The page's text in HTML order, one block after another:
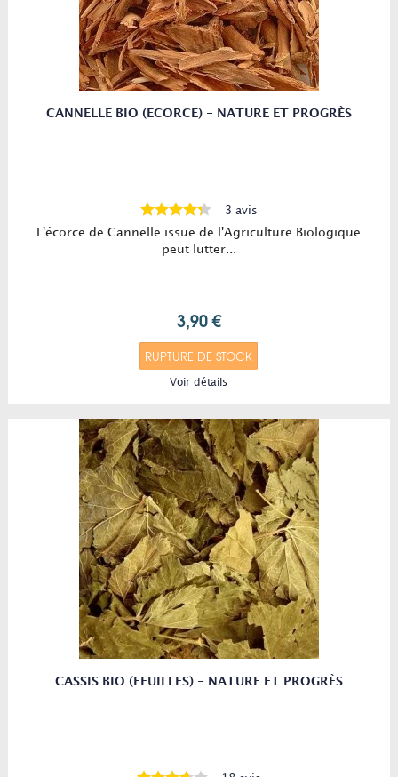
CANNELLE BIO (ECORCE) - NATURE ET PROGRÈS
3 avis
L'écorce de Cannelle issue de l'Agriculture Biologique
peut lutter...
3,90 €
RUPTURE DE STOCK
Voir détails
CASSIS BIO (FEUILLES) - NATURE ET PROGRÈS